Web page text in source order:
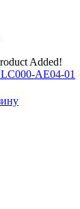
Added!
AE04-01